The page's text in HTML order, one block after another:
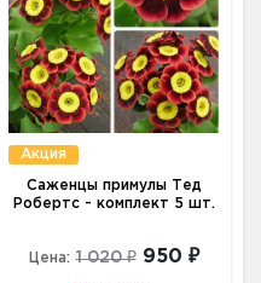
Акция
Саженцы примулы Тед
Робертс - комплект 5 шт.
Цена: 1 020 ₽ 950 ₽